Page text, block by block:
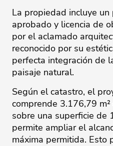
La propiedad incluye
aprobado y licencia de
por el aclamado
reconocido por su
perfecta integración de
paisaje natural.
Según el catastro, el
comprende 3.176,79
sobre una superficie de
permite ampliar el
máxima permitida. Esto